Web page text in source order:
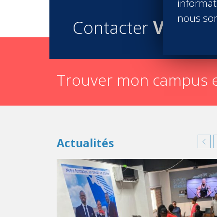
Contacter Vatel
Trouver mon campus
Actualités
nous